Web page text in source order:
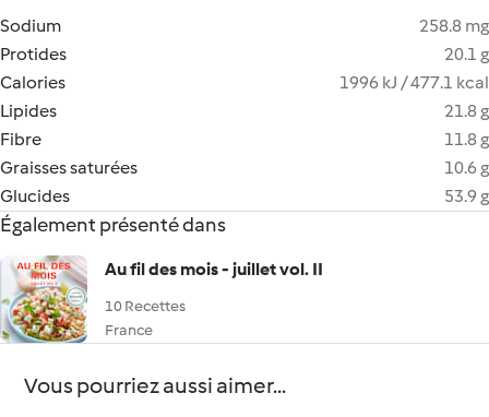
Sodium
258.8 mg
Protides
20.1 g
Calories
1996 kJ / 477.1 kcal
Lipides
21.8 g
Fibre
11.8 g
Graisses saturées
10.6 g
Glucides
53.9 g
Également présenté dans
Au fil des mois - juillet vol. II
10 Recettes
France
Vous pourriez aussi aimer...